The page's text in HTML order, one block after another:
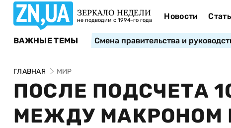
ЗЕРКАЛО НЕДЕЛИ
не подводим с 1994-го года Новости
ВАЖНЫЕ ТЕМЫ Смена правительства и
ГЛАВНАЯ МИР
ПОСЛЕ ПОДСЧЕТА
МЕЖДУ МАКРОНОМ